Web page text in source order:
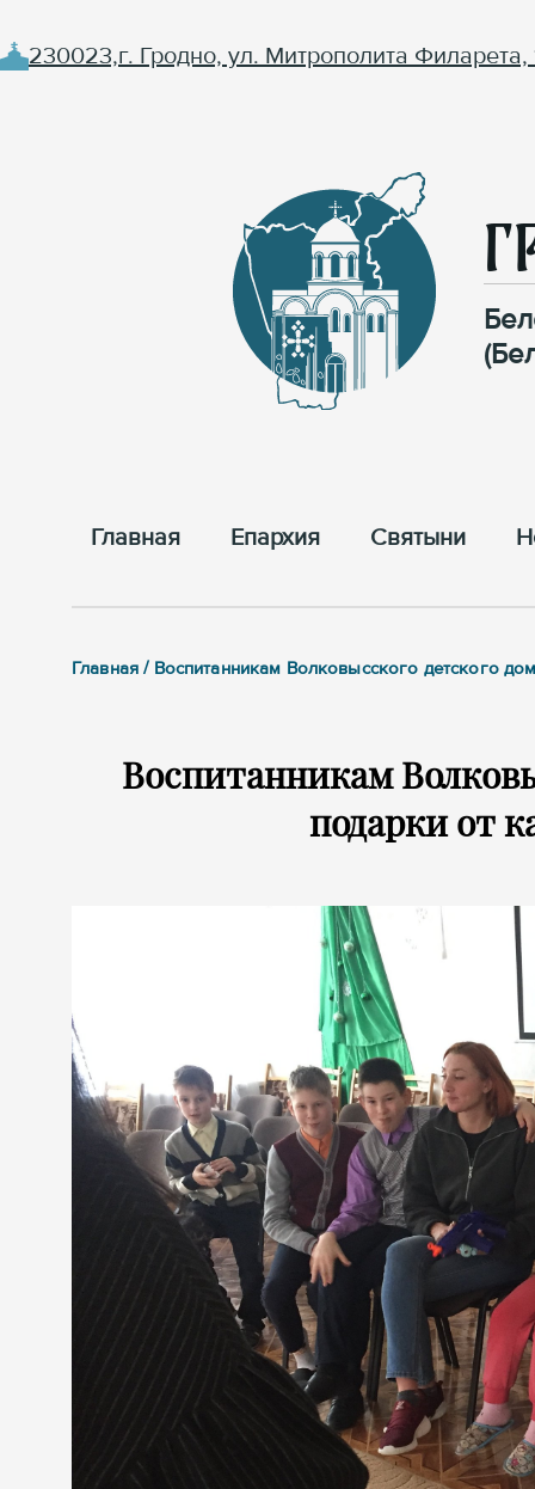
230023,г. Гродно, ул. Митрополита Филарета,
Главная Епархия Cвятыни
Главная / Воспитанникам Волковысского детского
Воспитанникам
подарки от